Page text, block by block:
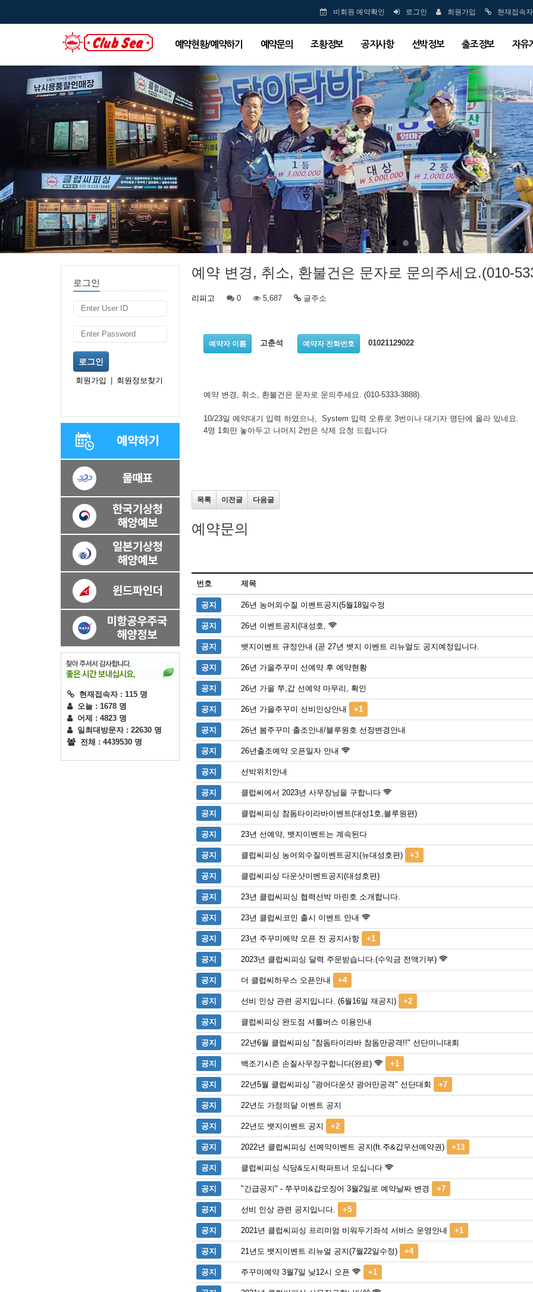
비회원 예약확인 로그인 회원가입 현재접속자
예약현황/예약하기 예약문의 조황정보 공지사항 선박정보 출조정보 자유
로그인
로그인
회원가입 회원정보찾기
현재접속자 : 115 명
오늘 : 1678 명
어제 : 4823 명
일최대방문자 : 22630 명
전체 : 4439530 명
예약 변경, 취소, 환불건은 문자로 문의주세요.(010-
리피고 0 5,687 글주소
예약자 이름 고춘석 예약자 전화번호 01021129022
예약 변경, 취소, 환불건은 문자로 문의주세요. (010-5333-3888).
10/23일 예약대기 입력 하였으나, System 입력 오류로 3번이나 대기자 명단에 올라 있네요.
4명 1회만 놓아두고 나머지 2번은 삭제 요청 드립니다
목록 이전글 다음글
예약문의
번호 제목
공지 26년 농어외수질 이벤트공지(5월18일수정
공지 26년 이벤트공지(대성호,
공지 뱃지이벤트 규정안내 (곧 27년 뱃지 이벤트 리뉴얼도 공지예정입니다.
공지 26년 가을주꾸미 선예약 후 예약현황
공지 26년 가을 쭈,갑 선예약 마무리, 확인
공지 26년 가을주꾸미 선비인상안내 +1
공지 26년 봄주꾸미 출조안내/블루원호 선장변경안내
공지 26년출조예약 오픈일자 안내
공지 선박위치안내
공지 클럽씨에서 2023년 사무장님을 구합니다
공지 클럽씨피싱 참돔타이라바이벤트(대성1호,블루원편)
공지 23년 선예약, 뱃지이벤트는 계속된다
공지 클럽씨피싱 농어외수질이벤트공지(뉴대성호편) +3
공지 클럽씨피싱 다운샷이벤트공지(대성호편)
공지 23년 클럽씨피싱 협력선박 마린호 소개합니다.
공지 23년 클럽씨코인 출시 이벤트 안내
공지 23년 주꾸미예약 오픈 전 공지사항 +1
공지 2023년 클럽씨피싱 달력 주문받습니다.(수익금 전액기부)
공지 더 클럽씨하우스 오픈안내 +4
공지 선비 인상 관련 공지입니다. (6월16일 재공지) +2
공지 클럽씨피싱 완도점 셔틀버스 이용안내
공지 22년6월 클럽씨피싱 "참돔타이라바 참돔만공격!!" 선단미니대회
공지 백조기시즌 손질사무장구합니다(완료) +1
공지 22년5월 클럽씨피싱 "광어다운샷 광어만공격" 선단대회 +7
공지 22년도 가정의달 이벤트 공지
공지 22년도 뱃지이벤트 공지 +2
공지 2022년 클럽씨피싱 선예약이벤트 공지(ft.주&갑우선예약권) +13
공지 클럽씨피싱 식당&도시락파트너 모십니다
공지 "긴급공지" - 쭈꾸미&갑오징어 3월2일로 예약날짜 변경 +7
공지 선비 인상 관련 공지입니다. +5
공지 2021년 클럽씨피싱 프리미엄 비워두기좌석 서비스 운영안내 +1
공지 21년도 뱃지이벤트 리뉴얼 공지(7월22일수정) +4
공지 주꾸미예약 3월7일 낮12시 오픈 +1